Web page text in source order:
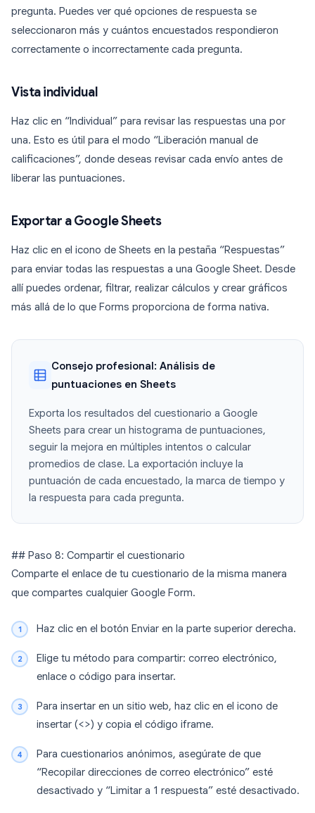
pregunta. Puedes ver qué opciones de respuesta se
seleccionaron más y cuántos encuestados respondieron
correctamente o incorrectamente cada pregunta.
Vista individual
Haz clic en “Individual” para revisar las respuestas una por
una. Esto es útil para el modo “Liberación manual de
calificaciones”, donde deseas revisar cada envío antes de
liberar las puntuaciones.
Exportar a Google Sheets
Haz clic en el icono de Sheets en la pestaña “Respuestas”
para enviar todas las respuestas a una Google Sheet. Desde
allí puedes ordenar, filtrar, realizar cálculos y crear gráficos
más allá de lo que Forms proporciona de forma nativa.
Consejo profesional: Análisis de
puntuaciones en Sheets
Exporta los resultados del cuestionario a Google
Sheets para crear un histograma de puntuaciones,
seguir la mejora en múltiples intentos o calcular
promedios de clase. La exportación incluye la
puntuación de cada encuestado, la marca de tiempo y
la respuesta para cada pregunta.
## Paso 8: Compartir el cuestionario
Comparte el enlace de tu cuestionario de la misma manera
que compartes cualquier Google Form.
Haz clic en el botón Enviar en la parte superior derecha.
Elige tu método para compartir: correo electrónico,
enlace o código para insertar.
Para insertar en un sitio web, haz clic en el icono de
insertar (<>) y copia el código iframe.
Para cuestionarios anónimos, asegúrate de que
“Recopilar direcciones de correo electrónico” esté
desactivado y “Limitar a 1 respuesta” esté desactivado.